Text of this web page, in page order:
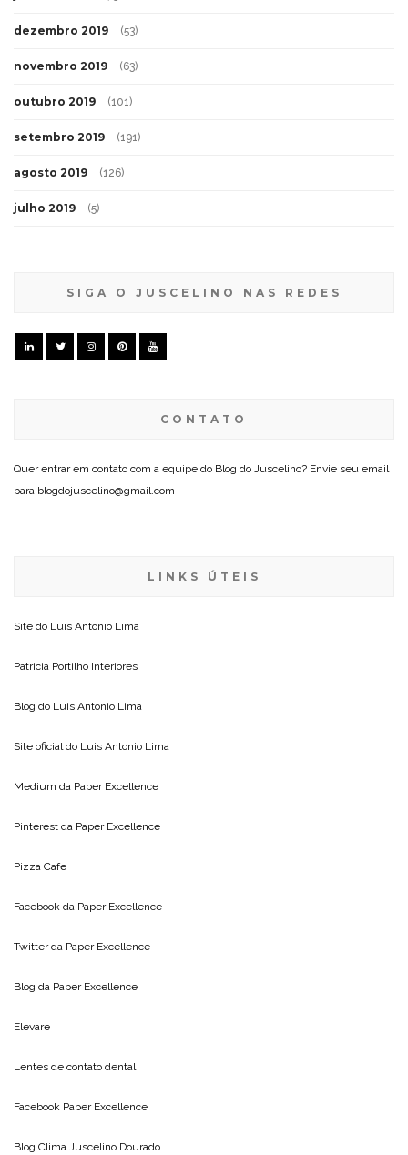
dezembro 2019 (53)
novembro 2019 (63)
outubro 2019 (101)
setembro 2019 (191)
agosto 2019 (126)
julho 2019 (5)
SIGA O JUSCELINO NAS REDES
CONTATO
Quer entrar em contato com a equipe do Blog do Juscelino? Envie seu email
para blogdojuscelino@gmail.com
LINKS ÚTEIS
Site do Luis Antonio Lima
Patricia Portilho Interiores
Blog do Luis Antonio Lima
Site oficial do Luis Antonio Lima
Medium da Paper Excellence
Pinterest da Paper Excellence
Pizza Cafe
Facebook da Paper Excellence
Twitter da Paper Excellence
Blog da Paper Excellence
Elevare
Lentes de contato dental
Facebook Paper Excellence
Blog Clima Juscelino Dourado